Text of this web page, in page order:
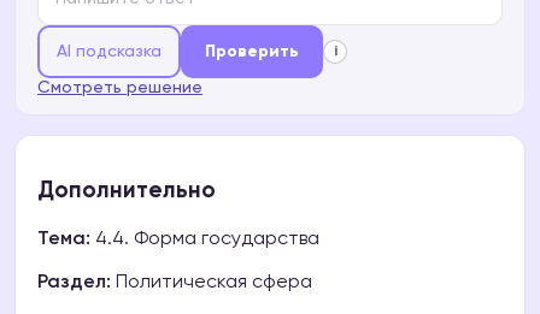
AI подсказка Проверить i
Смотреть решение
Дополнительно
Тема: 4.4. Форма государства
Раздел: Политическая сфера